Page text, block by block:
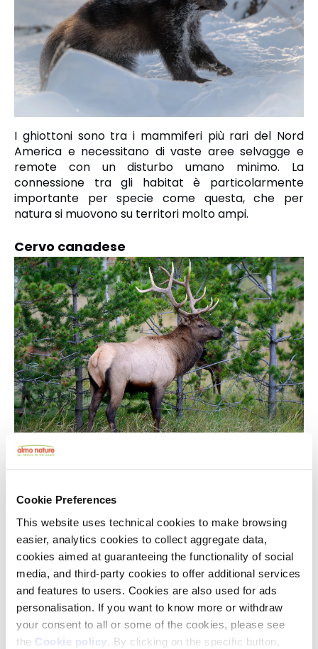
Cookie Preferences
This website uses technical cookies to make browsing
easier, analytics cookies to collect aggregate data,
cookies aimed at guaranteeing the functionality of social
media, and third-party cookies to offer additional services
and features to users. Cookies are also used for ads
personalisation. If you want to know more or withdraw
your consent to all or some of the cookies, please see
the Cookie policy . By clicking on the specific button,
I ghiottoni sono tra i mammiferi più rari del Nord
America e necessitano di vaste aree selvagge e
remote con un disturbo umano minimo. La
connessione tra gli habitat è particolarmente
importante per specie come questa, che per
natura si muovono su territori molto ampi.
Cervo canadese
Le popolazioni di cervi canadesi dipendono da
Proteggere paesaggi collegati tra loro aiuta a
preservare queste migrazioni che vanno avanti da
generazioni.
Alce